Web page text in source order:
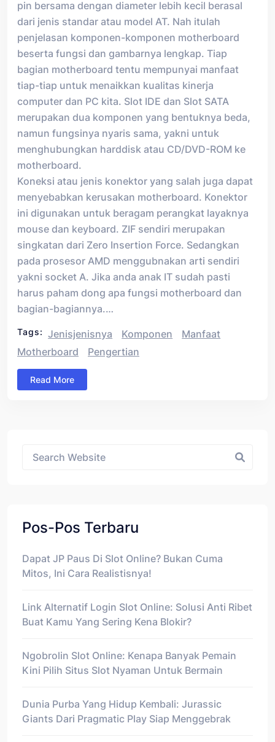
pin bersama dengan diameter lebih kecil berasal
dari jenis standar atau model AT. Nah itulah
penjelasan komponen-komponen motherboard
beserta fungsi dan gambarnya lengkap. Tiap
bagian motherboard tentu mempunyai manfaat
tiap-tiap untuk menaikkan kualitas kinerja
computer dan PC kita. Slot IDE dan Slot SATA
merupakan dua komponen yang bentuknya beda,
namun fungsinya nyaris sama, yakni untuk
menghubungkan harddisk atau CD/DVD-ROM ke
motherboard.
Koneksi atau jenis konektor yang salah juga dapat
menyebabkan kerusakan motherboard. Konektor
ini digunakan untuk beragam perangkat layaknya
mouse dan keyboard. ZIF sendiri merupakan
singkatan dari Zero Insertion Force. Sedangkan
pada prosesor AMD menggubnakan arti sendiri
yakni socket A. Jika anda anak IT sudah pasti
harus paham dong apa fungsi motherboard dan
bagian-bagiannya.…
Tags: Jenisjenisnya Komponen
Manfaat
Motherboard
Pengertian
Read More
Pos-Pos Terbaru
Dapat JP Paus Di Slot Online? Bukan Cuma
Mitos, Ini Cara Realistisnya!
Link Alternatif Login Slot Online: Solusi Anti Ribet
Buat Kamu Yang Sering Kena Blokir?
Ngobrolin Slot Online: Kenapa Banyak Pemain
Kini Pilih Situs Slot Nyaman Untuk Bermain
Dunia Purba Yang Hidup Kembali: Jurassic
Giants Dari Pragmatic Play Siap Menggebrak